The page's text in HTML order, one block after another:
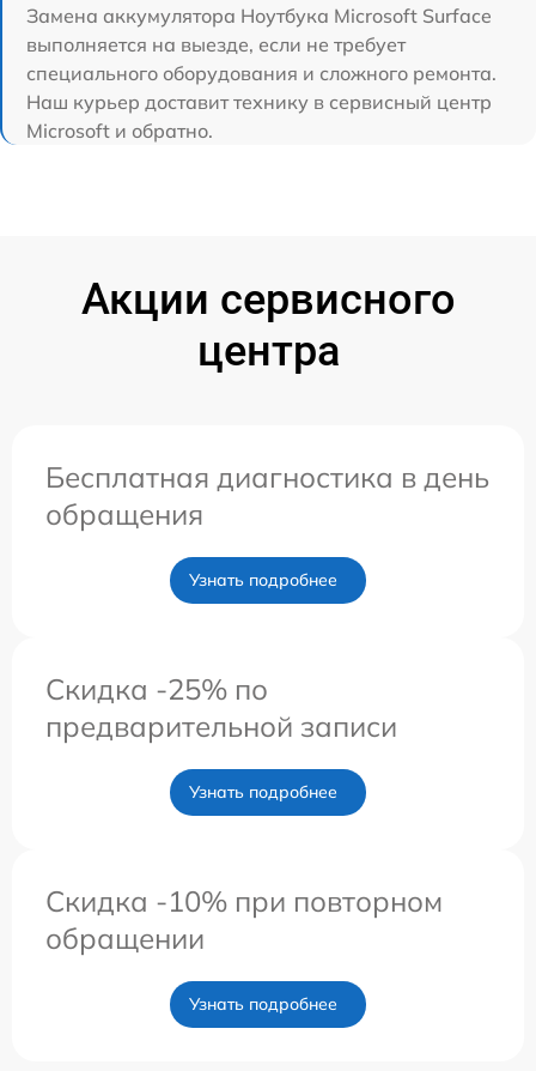
Замена аккумулятора Ноутбука Microsoft Surface
выполняется на выезде, если не требует
специального оборудования и сложного ремонта.
Наш курьер доставит технику в сервисный центр
Microsoft и обратно.
Акции сервисного
центра
Бесплатная диагностика в день
обращения
Узнать подробнее
Скидка -25% по
предварительной записи
Узнать подробнее
Скидка -10% при повторном
обращении
Узнать подробнее